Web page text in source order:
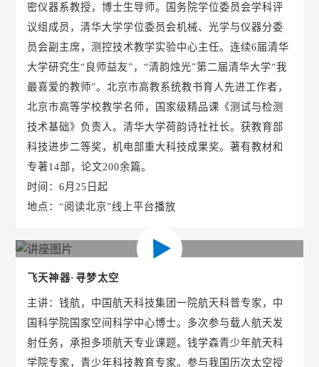
密仪器系教授，博士生导师。国务院学位委员会学科评
议组成员，清华大学学位委员会机械、光学与仪器分委
员会副主席，测控技术教学实验中心主任。连续6届清华
大学研究生“良师益友”，“清韵烛光”第二届清华大学“我
最喜爱的教师”。北京市高教系统教书育人先进工作者，
北京市高等学校教学名师，国家级精品课《测试与检测
技术基础》负责人。清华大学荷韵诗社社长。获教育部
科技进步二等奖，机电部重大科技成果奖。著有教材和
专著14部，论文200余篇。
时间：6月25日起
地点：“阅读北京”线上平台播放
飞天神器·寻梦太空
主讲：钱航，中国航天科技集团一院航天科普专家，中
国科学院国家空间科学中心博士。多次参与载人航天发
射任务，承担多项航天专业课题。钱学森青少年航天科
学院专家，青少年科技教育专家。参与我国历次太空授